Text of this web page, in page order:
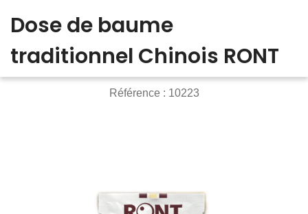
Dose de baume
traditionnel Chinois RONT
Référence : 10223